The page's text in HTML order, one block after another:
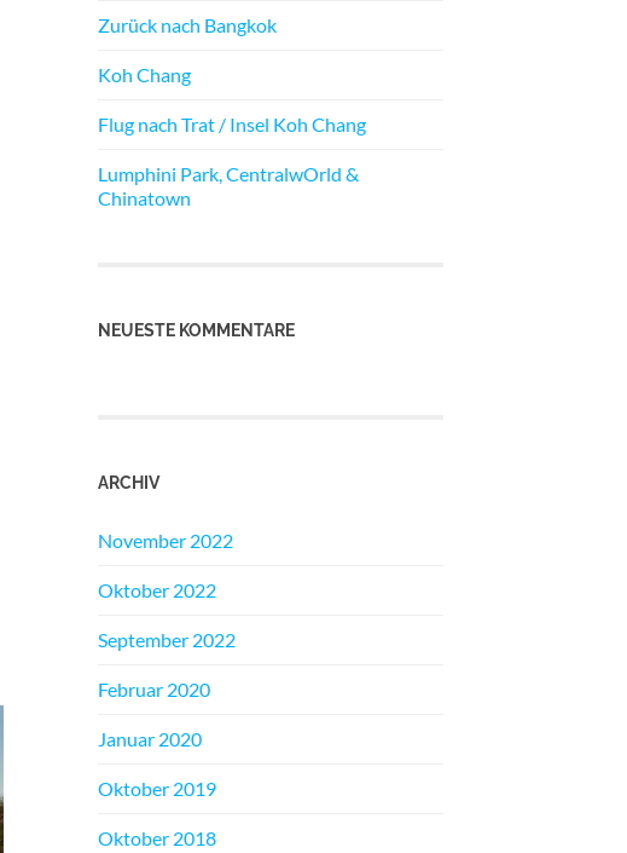
Zurück nach Bangkok
Koh Chang
Flug nach Trat / Insel Koh Chang
Lumphini Park, CentralwOrld &
Chinatown
NEUESTE KOMMENTARE
ARCHIV
November 2022
Oktober 2022
September 2022
Februar 2020
Januar 2020
Oktober 2019
Oktober 2018